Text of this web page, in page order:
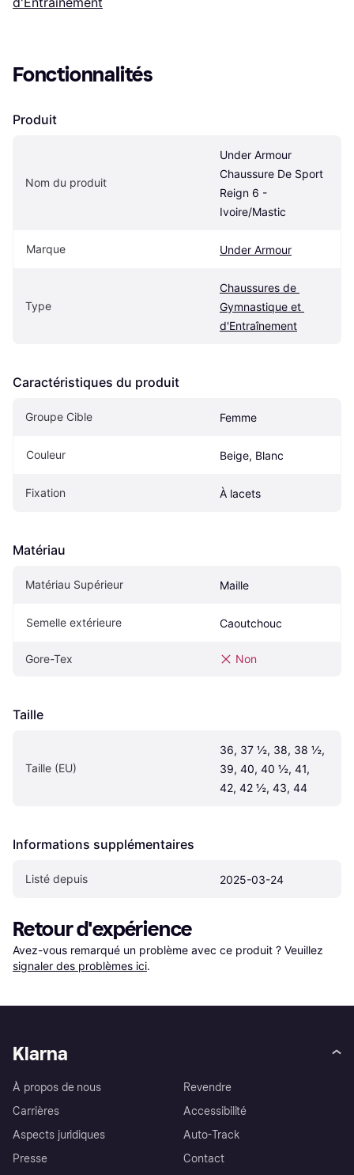
Fonctionnalités
Produit
Nom du produit
Under Armour
Chaussure De Sport
Reign 6 -
Ivoire/Mastic
Marque Under Armour
Type
Chaussures de
Gymnastique et
d'Entraînement
Caractéristiques du produit
Groupe Cible Femme
Couleur Beige, Blanc
Fixation À lacets
Matériau
Matériau Supérieur Maille
Semelle extérieure Caoutchouc
Gore-Tex Non
Taille
Taille (EU)
36, 37 ½, 38, 38 ½,
39, 40, 40 ½, 41,
42, 42 ½, 43, 44
Informations supplémentaires
Listé depuis 2025-03-24
Retour d'expérience
Avez-vous remarqué un problème avec ce produit ? Veuillez
signaler des problèmes ici.
Klarna
À propos de nous
Carrières
Aspects juridiques
Presse
Revendre
Accessibilité
Auto-Track
Contact